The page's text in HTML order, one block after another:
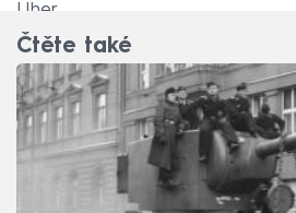
Uher.
Čtěte také